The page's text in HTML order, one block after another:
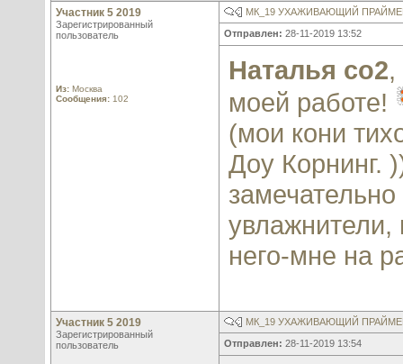
Участник 5 2019
Зарегистрированный
пользователь
Из: Москва
Сообщения: 102
МК_19 УХАЖИВАЮЩИЙ
Отправлен: 28-11-2019 13:52
Наталья со2,
моей работе!
(мои кони
Доу Корнинг.
увлажнители,
него-мне на
Участник 5 2019
Зарегистрированный
пользователь
МК_19 УХАЖИВАЮЩИЙ
Отправлен: 28-11-2019 13:54